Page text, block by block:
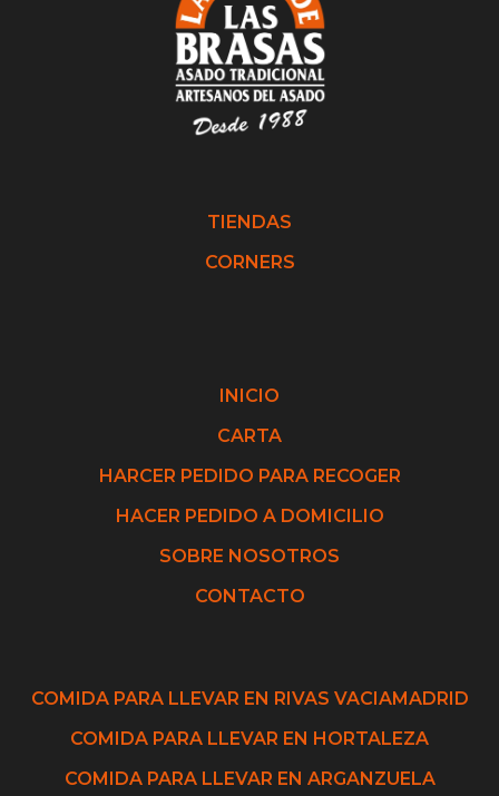
TIENDAS
CORNERS
INICIO
CARTA
HARCER PEDIDO PARA RECOGER
HACER PEDIDO A DOMICILIO
SOBRE NOSOTROS
CONTACTO
COMIDA PARA LLEVAR EN RIVAS VACIAMADRID
COMIDA PARA LLEVAR EN HORTALEZA
COMIDA PARA LLEVAR EN ARGANZUELA